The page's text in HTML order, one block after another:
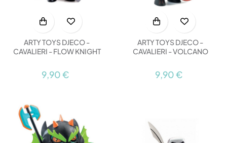
ARTY TOYS DJECO -
CAVALIERI - FLOW KNIGHT
9,90 €
ARTY TOYS DJECO -
CAVALIERI - VOLCANO
9,90 €